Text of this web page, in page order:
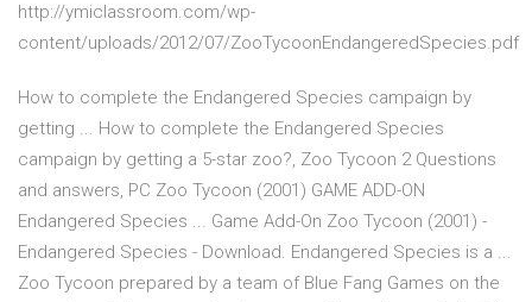
http://ymiclassroom.com/wp-
content/uploads/2012/07/ZooTycoonEndangeredSpecies.pdf
How to complete the Endangered Species campaign by
getting ... How to complete the Endangered Species
campaign by getting a 5-star zoo?, Zoo Tycoon 2 Questions
and answers, PC Zoo Tycoon (2001) GAME ADD-ON
Endangered Species ... Game Add-On Zoo Tycoon (2001) -
Endangered Species - Download. Endangered Species is a ...
Zoo Tycoon prepared by a team of Blue Fang Games on the